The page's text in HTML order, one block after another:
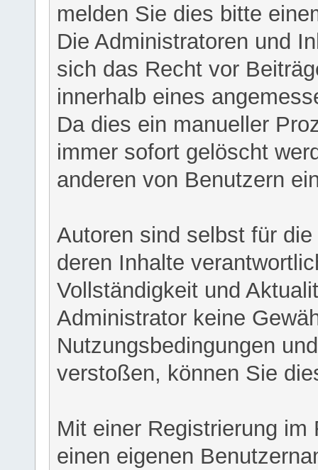
melden Sie dies bitte
Die Administratoren und
sich das Recht vor
innerhalb eines
Da dies ein manueller
immer sofort gelöscht
anderen von Benutzern
Autoren sind selbst für
deren Inhalte
Vollständigkeit und
Administrator keine
Nutzungsbedingungen
verstoßen, können Sie
Mit einer Registrierung
einen eigenen